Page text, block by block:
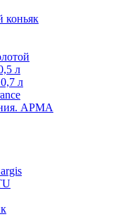
коньяк
л
л
АРМА